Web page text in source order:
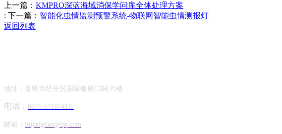
上一篇： KMPRO深蓝海域消保学问库全体处理方案
: 下一篇： 智能化虫情监测预警系统-物联网智能虫情测报灯
返回列表
地址：昆明市经开区国际银座C3栋六楼
电话： 0871-67187418
邮箱： liujanghua@qq.com